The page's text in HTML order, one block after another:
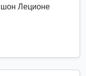
Леционе